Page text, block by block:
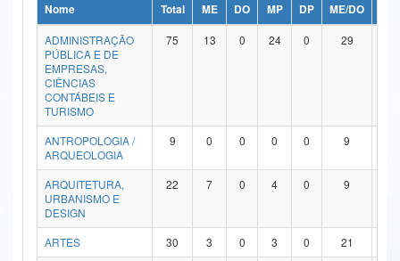
Ministério da Ciência, Tecnologia, Inovações e Comunicações
Ministério do Meio Ambiente
Ministério do Turismo
Ministério do Desenvolvimento Regional
Controladoria-Geral da União
Ministério da Mulher, da Família e dos Direitos Humanos
Nome Total ME DO MP DP ME/DO
ADMINISTRAÇÃO
PÚBLICA E DE
EMPRESAS,
CIÊNCIAS
CONTÁBEIS E
TURISMO
75 13 0 24 0 29
ANTROPOLOGIA /
ARQUEOLOGIA
9 0 0 0 0 9
ARQUITETURA,
URBANISMO E
DESIGN
22 7 0 4 0 9
ARTES 30 3 0 3 0 21